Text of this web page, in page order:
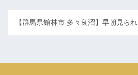
【群馬県館林市 多々良沼】早朝見ら